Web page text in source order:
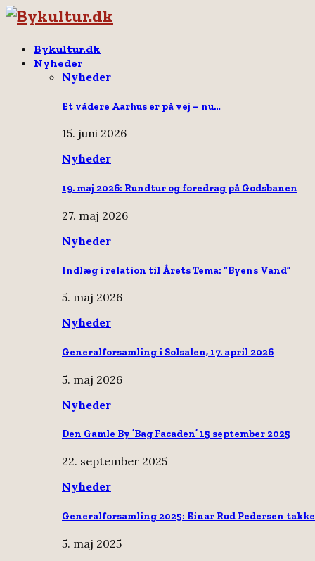
Bykultur.dk
Nyheder
Nyheder
Et vådere Aarhus er på vej – nu…
15. juni 2026
Nyheder
19. maj 2026: Rundtur og foredrag på Godsbanen
27. maj 2026
Nyheder
Indlæg i relation til Årets Tema: “Byens Vand”
5. maj 2026
Nyheder
Generalforsamling i Solsalen, 17. april 2026
5. maj 2026
Nyheder
Den Gamle By ’Bag Facaden’ 15 september 2025
22. september 2025
Nyheder
Generalforsamling 2025: Einar Rud Pedersen
5. maj 2025